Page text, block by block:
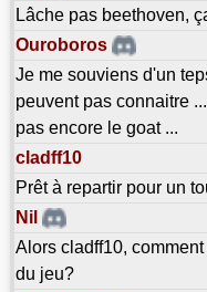
Lâche pas beethoven,
Ouroboros
Je me souviens d'un
peuvent pas connaitre
pas encore le goat ...
cladff10
Prêt à repartir pour un
Nil
Alors cladff10,
du jeu?